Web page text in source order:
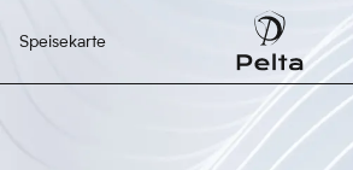
Speisekarte